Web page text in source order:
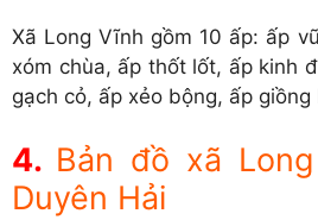
Xã Long Vĩnh gồm 10 ấp: ấp
xóm chùa, ấp thốt lốt, ấp kinh
gạch cỏ, ấp xẻo bộng, ấp
Bản đồ xã
Duyên Hải